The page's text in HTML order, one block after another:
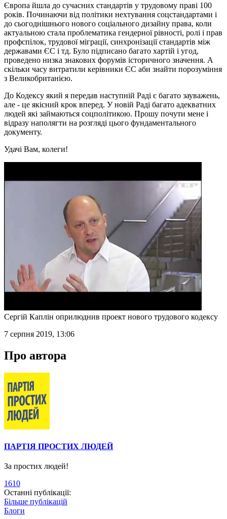
Європа йшла до сучасних стандартів у трудовому праві 100
років. Починаючи від політики нехтування соцстандартами і
до сьогоднішнього нового соціального дизайну права, коли
актуальною стала проблематика гендерної рівності, ролі і прав
профспілок, трудової міграції, синхронізації стандартів між
державами ЄС і тд. Було підписано багато хартій і угод,
проведено низка знакових форумів історичного значення. А
скільки часу витратили керівники ЄС аби знайти порозуміння
з Великобританією.
До Кодексу який я передав наступній Раді є багато зауважень,
але - це якісний крок вперед. У новій Раді багато адекватних
людей які займаються соцполітикою. Прошу почути мене і
відразу наполягти на розгляді цього фундаментального
документу.
Удачі Вам, колеги!
Сергій Каплін оприлюднив проект нового трудового кодексу
7 серпня 2019, 13:06
Про автора
ПАРТІЯ ПРОСТИХ ЛЮДЕЙ
За простих людей!
1610
Останні публікації:
Більше публікацій
Блоги